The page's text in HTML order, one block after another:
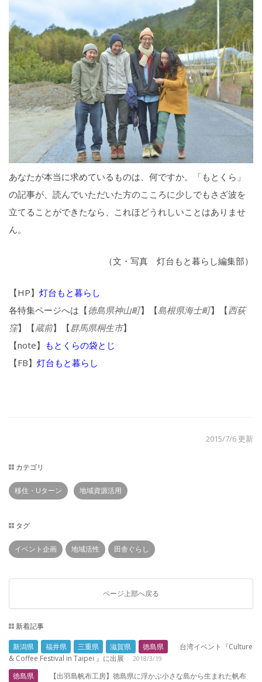
あなたが本当に求めているものは、何ですか。「もとくら」
の記事が、読んでいただいた方のこころに少しでもさざ波を
立てることができたなら、これほどうれしいことはありませ
ん。
（文・写真 灯台もと暮らし編集部）
【HP】 灯台もと暮らし
各特集ページへは【徳島県神山町】【島根県海士町】【西荻
窪】【蔵前】【群馬県桐生市】
【note】 もとくらの袋とじ
【FB】 灯台もと暮らし
2015/7/6 更新
カテゴリ
移住・Uターン 地域資源活用
タグ
イベント企画 地域活性 田舎ぐらし
ページ上部へ戻る
新着記事
新潟県 福井県 三重県 滋賀県 徳島県
台湾イベント『Culture
& Coffee Festival in Taipei 』に出展
2018/3/19
徳島県
【出羽島帆布工房】徳島県に浮かぶ小さな島から生まれた帆布